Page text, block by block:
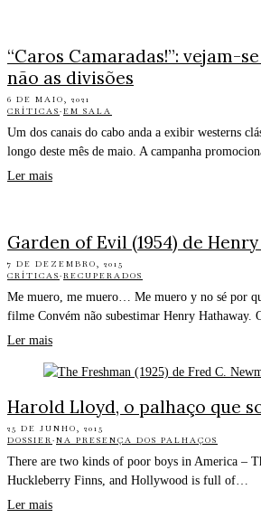
“Caros Camaradas!”: vejam-
não as divisões
6 DE MAIO, 2021
CRÍTICAS·EM SALA
Um dos canais do cabo anda a exibir westerns
longo deste mês de maio. A campanha
Ler mais
Garden of Evil (1954) de
7 DE DEZEMBRO, 2015
CRÍTICAS·RECUPERADOS
Me muero, me muero… Me muero y no sé por
filme Convém não subestimar Henry Hathaway.
Ler mais
Harold Lloyd, o palhaço que
25 DE JUNHO, 2015
DOSSIER·NA PRESENÇA DOS PALHAÇOS
There are two kinds of poor boys in America –
Huckleberry Finns, and Hollywood is full of…
Ler mais